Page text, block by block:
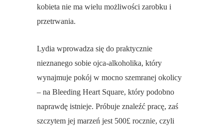
kobieta nie ma wielu możliwości zarobku i
przetrwania.
Lydia wprowadza się do praktycznie
nieznanego sobie ojca-alkoholika, który
wynajmuje pokój w mocno szemranej okolicy
– na Bleeding Heart Square, który podobno
naprawdę istnieje. Próbuje znaleźć pracę, zaś
szczytem jej marzeń jest 500£ rocznie, czyli